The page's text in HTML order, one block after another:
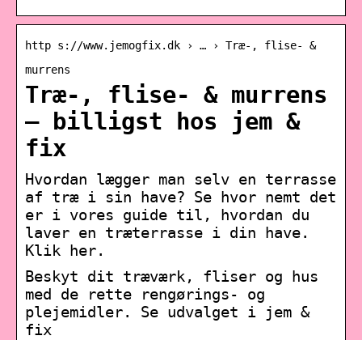
http s://www.jemogfix.dk › … › Træ-, flise- &
murrens
Træ-, flise- & murrens
– billigst hos jem &
fix
Hvordan lægger man selv en terrasse
af træ i sin have? Se hvor nemt det
er i vores guide til, hvordan du
laver en træterrasse i din have.
Klik her.
Beskyt dit træværk, fliser og hus
med de rette rengørings- og
plejemidler. Se udvalget i jem &
fix